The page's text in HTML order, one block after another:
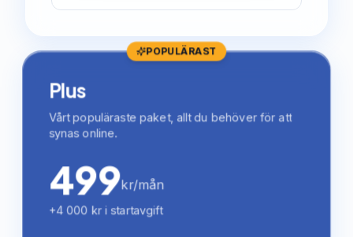
POPULÄRAST
Plus
Vårt populäraste paket, allt du behöver för att
synas online.
499kr/mån
+4 000 kr i startavgift